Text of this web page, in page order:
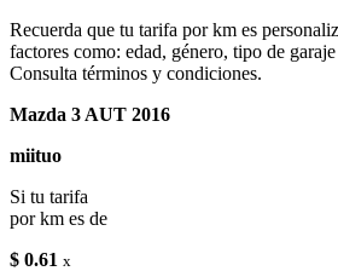
Recuerda que tu tarifa por km es
factores como: edad, género, tipo de
Consulta términos y condiciones.
Mazda 3 AUT 2016
miituo
Si tu tarifa
por km es de
$ 0.61 x